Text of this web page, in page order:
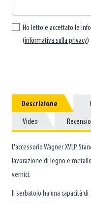
Ho letto e accettato le
(informativa sulla privacy)
Descrizione
Descrizione
Video
Video
L'accessorio Wagner XVLP
lavorazione di legno e
vernici.
Il serbatoio ha una capacità